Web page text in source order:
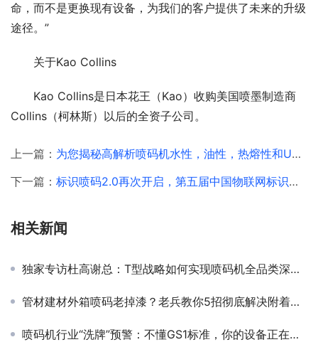
命，而不是更换现有设备，为我们的客户提供了未来的升级
途径。”
关于Kao Collins
Kao Collins是日本花王（Kao）收购美国喷墨制造商
Collins（柯林斯）以后的全资子公司。
上一篇： 为您揭秘高解析喷码机水性，油性，热熔性和UV固化四种喷墨墨水的主要构成
下一篇： 标识喷码2.0再次开启，第五届中国物联网标识行业大会在合肥召开
相关新闻
独家专访杜高谢总：T型战略如何实现喷码机全品类深度布局？
管材建材外箱喷码老掉漆？老兵教你5招彻底解决附着力难题！
喷码机行业“洗牌”预警：不懂GS1标准，你的设备正在失去核心竞争力！